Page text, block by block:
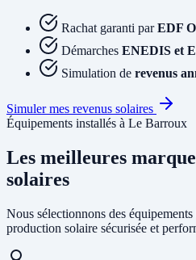
Rachat garanti parEDF
Démarches ENEDIS et
Simulation de revenus
Simuler mes revenus solaires
Équipements installés à Le Barroux
Les meilleures
solaires
Nous sélectionnons des
production solaire sécurisée et